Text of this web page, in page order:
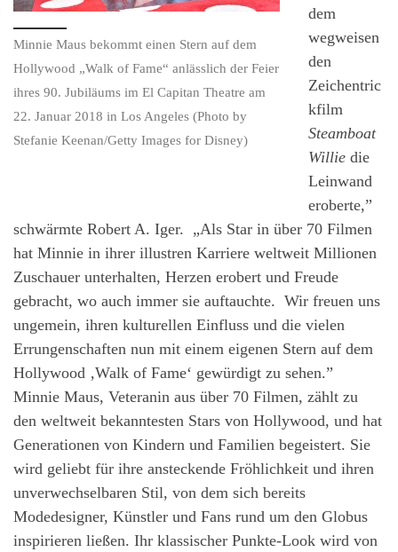
Minnie Maus bekommt einen Stern auf dem
Hollywood „Walk of Fame“ anlässlich der Feier
ihres 90. Jubiläums im El Capitan Theatre am
22. Januar 2018 in Los Angeles (Photo by
Stefanie Keenan/Getty Images for Disney)
dem
wegweisen
den
Zeichentric
kfilm
Steamboat
Williedie
Leinwand
eroberte,”
schwärmte Robert A. Iger. „Als Star in über 70 Filmen
hat Minnie in ihrer illustren Karriere weltweit Millionen
Zuschauer unterhalten, Herzen erobert und Freude
gebracht, wo auch immer sie auftauchte. Wir freuen uns
ungemein, ihren kulturellen Einfluss und die vielen
Errungenschaften nun mit einem eigenen Stern auf dem
Hollywood ‚Walk of Fame‘ gewürdigt zu sehen.”
Minnie Maus, Veteranin aus über 70 Filmen, zählt zu
den weltweit bekanntesten Stars von Hollywood, und hat
Generationen von Kindern und Familien begeistert. Sie
wird geliebt für ihre ansteckende Fröhlichkeit und ihren
unverwechselbaren Stil, von dem sich bereits
Modedesigner, Künstler und Fans rund um den Globus
inspirieren ließen. Ihr klassischer Punkte-Look wird von